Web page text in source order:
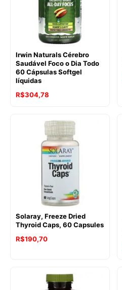
Irwin Naturals Cérebro
Saudável Foco o Dia Todo
60 Cápsulas Softgel
líquidas
R$304,78
Solaray, Freeze Dried
Thyroid Caps, 60 Capsules
R$190,70